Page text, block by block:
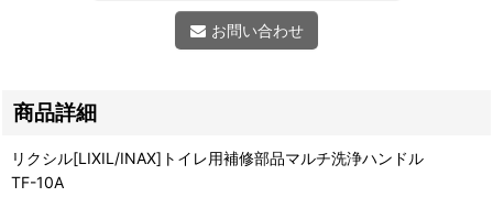
お問い合わせ
商品詳細
リクシル[LIXIL/INAX]トイレ用補修部品マルチ洗浄ハンドル
TF-10A